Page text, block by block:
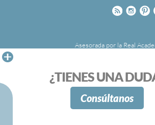
Rss
Asesorada por la Real
FundéuRAE es una fundación
la Agencia Efe y la Real Academia
cuyo objetivo es colaborar con el
¿TIENES UNA
Consúltanos